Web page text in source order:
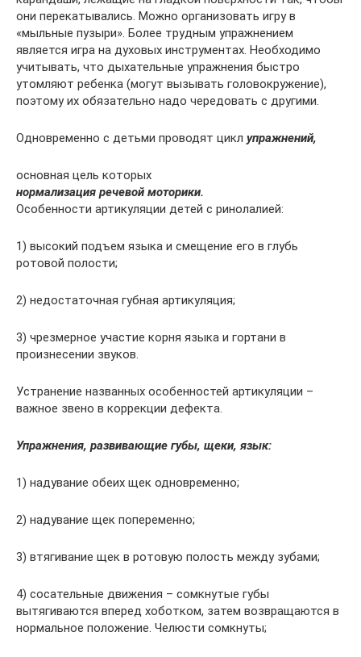
они перекатывались. Можно организовать игру в
«мыльные пузыри». Более трудным упражнением
является игра на духовых инструментах. Необходимо
учитывать, что дыхательные упражнения быстро
утомляют ребенка (могут вызывать головокружение),
поэтому их обязательно надо чередовать с другими.
Одновременно с детьми проводят цикл упражнений,
основная цель которых
нормализация речевой моторики.
Особенности артикуляции детей с ринолалией:
1) высокий подъем языка и смещение его в глубь
ротовой полости;
2) недостаточная губная артикуляция;
3) чрезмерное участие корня языка и гортани в
произнесении звуков.
Устранение названных особенностей артикуляции –
важное звено в коррекции дефекта.
Упражнения, развивающие губы, щеки, язык:
1) надувание обеих щек одновременно;
2) надувание щек попеременно;
3) втягивание щек в ротовую полость между зубами;
4) сосательные движения – сомкнутые губы
вытягиваются вперед хоботком, затем возвращаются в
нормальное положение. Челюсти сомкнуты;